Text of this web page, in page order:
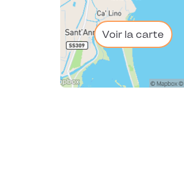
Voir la carte